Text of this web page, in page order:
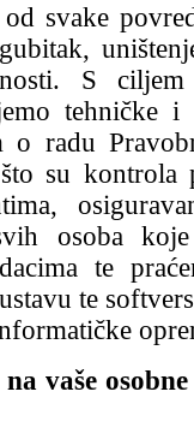
svake
S ciljem
tehničke i
o radu
su kontrola
osoba
te
te
vaše